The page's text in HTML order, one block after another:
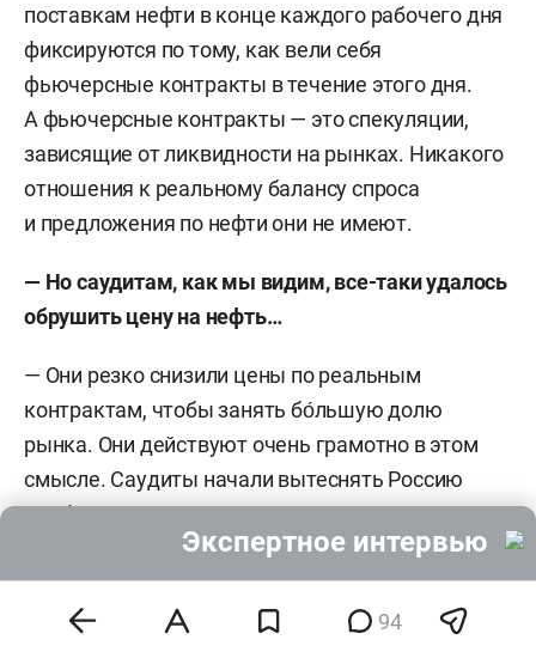
поставкам нефти в конце каждого рабочего дня
фиксируются по тому, как вели себя
фьючерсные контракты в течение этого дня.
А фьючерсные контракты — это спекуляции,
зависящие от ликвидности на рынках. Никакого
отношения к реальному балансу спроса
и предложения по нефти они не имеют.
— Но саудитам, как мы видим, все-таки удалось
обрушить цену на нефть…
— Они резко снизили цены по реальным
контрактам, чтобы занять бо́льшую долю
рынка. Они действуют очень грамотно в этом
смысле. Саудиты начали вытеснять Россию
с нефтяного рынка, где только могут.
российской нефтяной отрасли? Ладно,
государственная «Роснефть» ведет
94
Экспертное интервью